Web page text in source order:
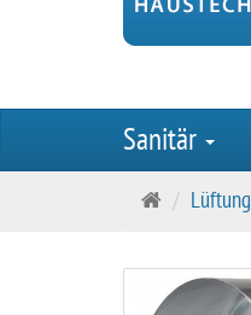
Sanitär
S
a
r
Lüftung